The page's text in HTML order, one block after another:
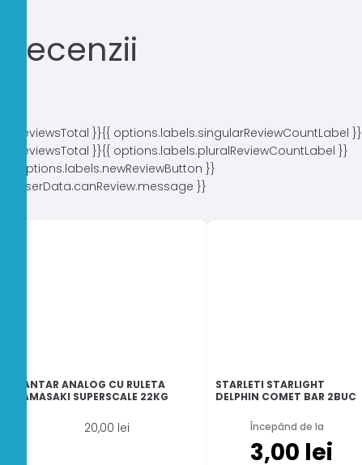
Recenzii
{{ reviewsTotal }}{{ options.labels.singularReviewCountLabel }}
{{ reviewsTotal }}{{ options.labels.pluralReviewCountLabel }}
{{ options.labels.newReviewButton }}
{{ userData.canReview.message }}
CANTAR ANALOG CU RULETA
KAMASAKI SUPERSCALE 22KG
20,00 lei
STARLETI STARLIGHT
DELPHIN COMET BAR 2BUC
Începând de la
3,00 lei